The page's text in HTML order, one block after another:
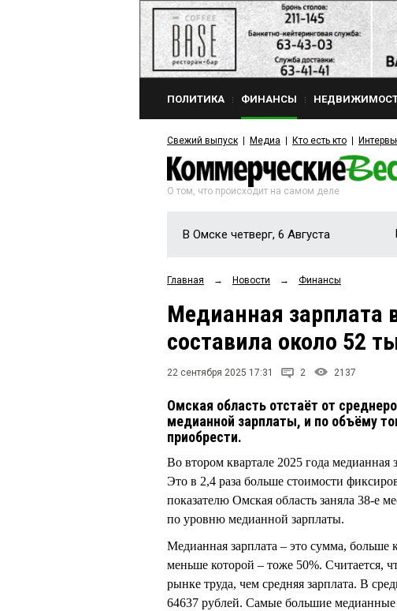
ПОЛИТИКА ФИНАНСЫ
Свежий выпуск Медиа Кто есть кто
О том, что происходит на самом деле
В Омске четверг, 6 Августа
Главная → Новости → Финансы
Медианная зарплата
составила около 52
22 сентября 2025 17:31 2 2137
Омская область отстаёт от
медианной зарплаты, и по объёму
приобрести.
Во втором квартале 2025 года медианная
Это в 2,4 раза больше стоимости
показателю Омская область заняла 38-е
по уровню медианной зарплаты.
Медианная зарплата – это сумма, больше
меньше которой – тоже 50%. Считается,
рынке труда, чем средняя зарплата. В
64637 рублей. Самые большие